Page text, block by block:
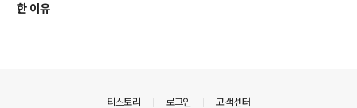
한 이유
티스토리 로그인 고객센터